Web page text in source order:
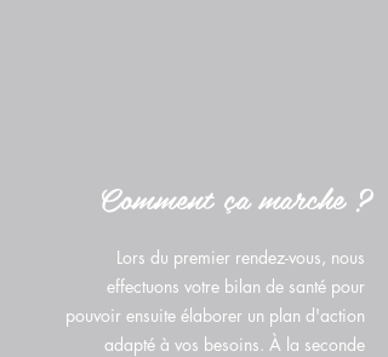
Comment ça marche ?
Lors du premier rendez-vous, nous
effectuons votre bilan de santé pour
pouvoir ensuite élaborer un plan d'action
adapté à vos besoins. À la seconde